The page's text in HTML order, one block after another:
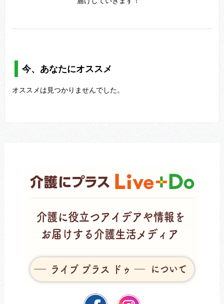
今、あなたにオススメ
オススメは見つかりませんでした。